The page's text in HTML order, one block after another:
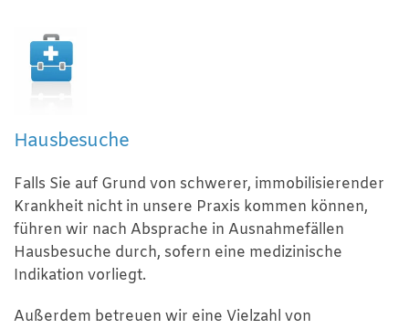
Hausbesuche
Falls Sie auf Grund von schwerer, immobilisierender
Krankheit nicht in unsere Praxis kommen können,
führen wir nach Absprache in Ausnahmefällen
Hausbesuche durch, sofern eine medizinische
Indikation vorliegt.
Außerdem betreuen wir eine Vielzahl von